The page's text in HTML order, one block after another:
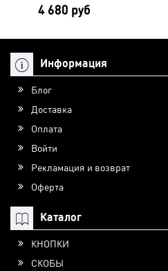
4 680 руб
Информация
Блог
Доставка
Оплата
Войти
Рекламация и возврат
Оферта
Каталог
КНОПКИ
СКОБЫ